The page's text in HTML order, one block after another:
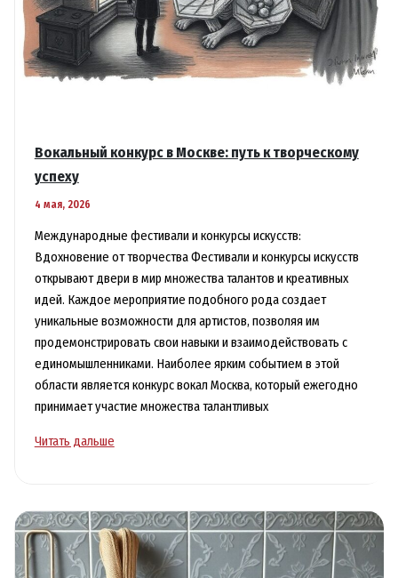
Вокальный конкурс в Москве: путь к творческому
успеху
4 мая, 2026
Международные фестивали и конкурсы искусств:
Вдохновение от творчества Фестивали и конкурсы искусств
открывают двери в мир множества талантов и креативных
идей. Каждое мероприятие подобного рода создает
уникальные возможности для артистов, позволяя им
продемонстрировать свои навыки и взаимодействовать с
единомышленниками. Наиболее ярким событием в этой
области является конкурс вокал Москва, который ежегодно
принимает участие множества талантливых
Вокальный
путь
к
творческому
Читать дальше